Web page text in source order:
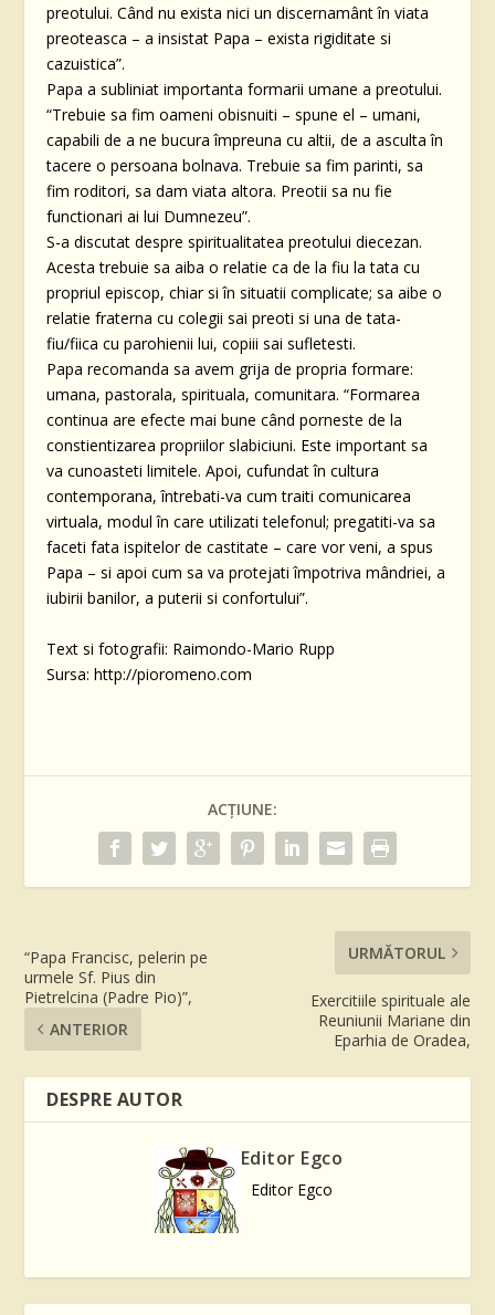
preotului. Când nu exista nici un discernamânt în viata
preoteasca – a insistat Papa – exista rigiditate si
cazuistica”.
Papa a subliniat importanta formarii umane a preotului.
“Trebuie sa fim oameni obisnuiti – spune el – umani,
capabili de a ne bucura împreuna cu altii, de a asculta în
tacere o persoana bolnava. Trebuie sa fim parinti, sa
fim roditori, sa dam viata altora. Preotii sa nu fie
functionari ai lui Dumnezeu”.
S-a discutat despre spiritualitatea preotului diecezan.
Acesta trebuie sa aiba o relatie ca de la fiu la tata cu
propriul episcop, chiar si în situatii complicate; sa aibe o
relatie fraterna cu colegii sai preoti si una de tata-
fiu/fiica cu parohienii lui, copiii sai sufletesti.
Papa recomanda sa avem grija de propria formare:
umana, pastorala, spirituala, comunitara. “Formarea
continua are efecte mai bune când porneste de la
constientizarea propriilor slabiciuni. Este important sa
va cunoasteti limitele. Apoi, cufundat în cultura
contemporana, întrebati-va cum traiti comunicarea
virtuala, modul în care utilizati telefonul; pregatiti-va sa
faceti fata ispitelor de castitate – care vor veni, a spus
Papa – si apoi cum sa va protejati împotriva mândriei, a
iubirii banilor, a puterii si confortului”.
Text si fotografii: Raimondo-Mario Rupp
Sursa: http://pioromeno.com
ACȚIUNE:
“Papa Francisc, pelerin pe
urmele Sf. Pius din
Pietrelcina (Padre Pio)”,
ANTERIOR
URMĂTORUL
Exercitiile spirituale ale
Reuniunii Mariane din
Eparhia de Oradea,
DESPRE AUTOR
Editor Egco
Editor Egco